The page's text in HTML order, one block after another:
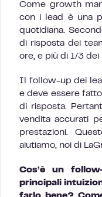
Come growth
con i lead è una
quotidiana.
di risposta dei
ore, e più di 1/3
Il follow-up dei
e deve essere
di risposta.
vendita accurati
prestazioni.
aiutiamo, noi di
Cos’è un
principali